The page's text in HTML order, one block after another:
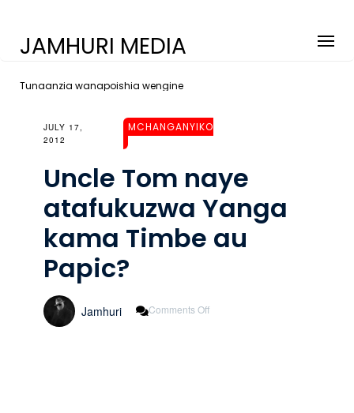
JAMHURI MEDIA
Tunaanzia wanapoishia wengine
JULY 17,
2012
MCHANGANYIKO
Uncle Tom naye
atafukuzwa Yanga
kama Timbe au
Papic?
Jamhuri Comments Off